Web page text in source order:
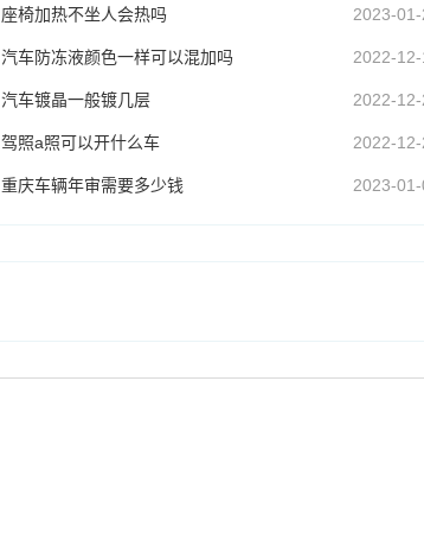
座椅加热不坐人会热吗 2023-01-
汽车防冻液颜色一样可以混加吗 2022-12-
汽车镀晶一般镀几层 2022-12-
驾照a照可以开什么车 2022-12-
重庆车辆年审需要多少钱 2023-01-